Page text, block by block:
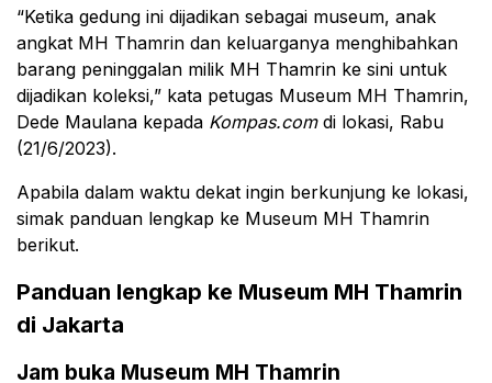
“Ketika gedung ini dijadikan sebagai museum, anak
angkat MH Thamrin dan keluarganya menghibahkan
barang peninggalan milik MH Thamrin ke sini untuk
dijadikan koleksi,” kata petugas Museum MH Thamrin,
Dede Maulana kepada Kompas.com di lokasi, Rabu
(21/6/2023).
Apabila dalam waktu dekat ingin berkunjung ke lokasi,
simak panduan lengkap ke Museum MH Thamrin
berikut.
Panduan lengkap ke Museum MH Thamrin
di Jakarta
Jam buka Museum MH Thamrin